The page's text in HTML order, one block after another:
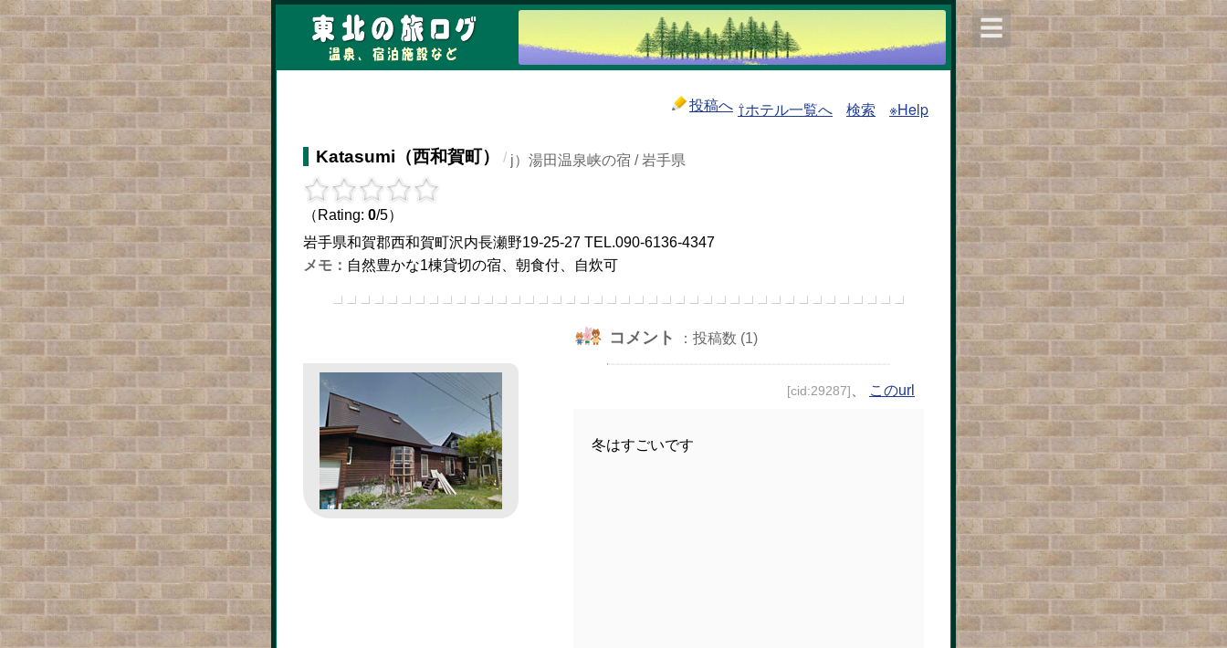
投稿へ ⇧ホテル一覧へ 検索 ※Help
Katasumi（西和賀町） / j）湯田温泉峡の宿 / 岩手県
（Rating: 0/5）
岩手県和賀郡西和賀町沢内長瀬野19-25-27 TEL.090-6136-4347
自然豊かな1棟貸切の宿、朝食付、自炊可
コメント ：投稿数 (1)
[cid:29287] このurl
冬はすごいです
☰